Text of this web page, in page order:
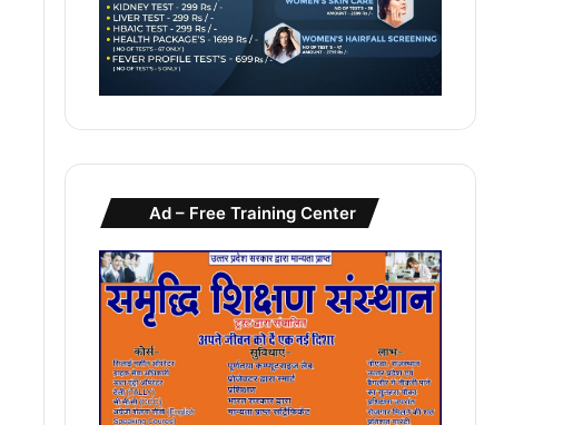
Ad – Free Training Center